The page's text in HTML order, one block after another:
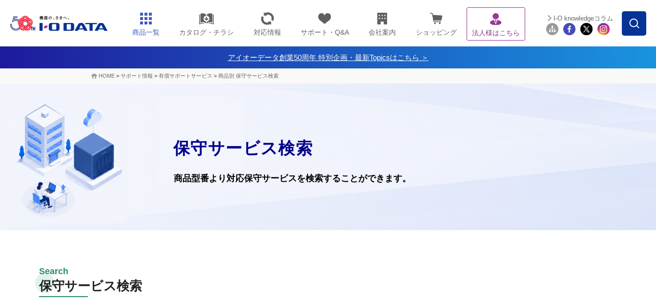
商品一覧 カタログ・チラシ 対応情報 サポート・Q&A 会社案内 ショッピング 法人様はこちら
I-O knowledgeコラム
アイオーデータ創業50周年 特別企画・最新Topicsはこちら ＞
HOME > サポート情報 > 有償サポートサービス > 商品別 保守サービス検索
保守サービス検索
商品型番より対応保守サービスを検索することができます。
保守サービス検索